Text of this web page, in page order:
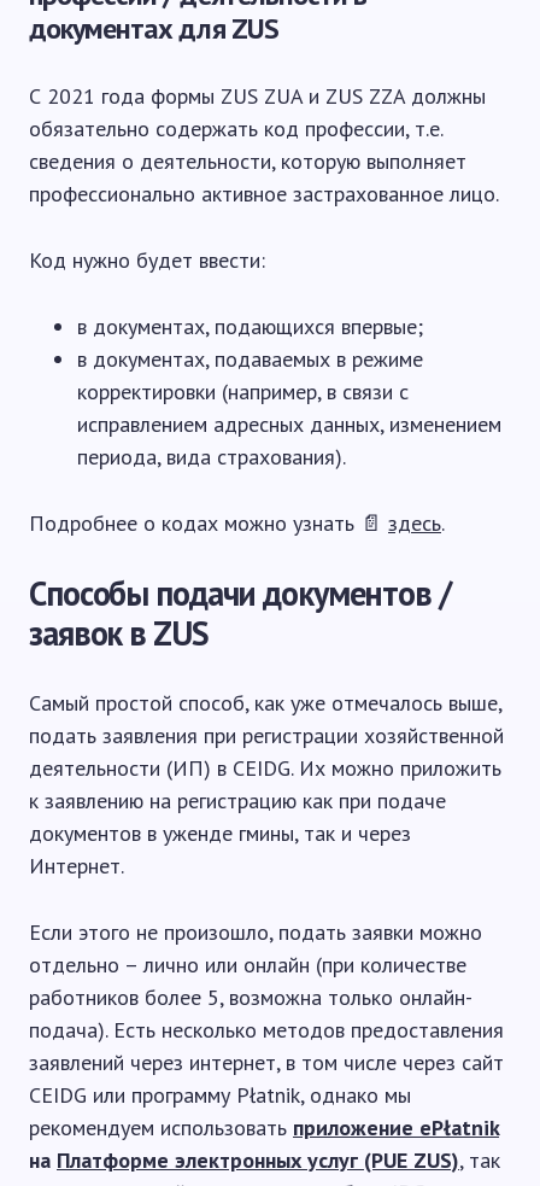
документах для ZUS
С 2021 года формы ZUS ZUA и ZUS ZZA должны
обязательно содержать код профессии, т.е.
сведения о деятельности, которую выполняет
профессионально активное застрахованное лицо.
Код нужно будет ввести:
в документах, подающихся впервые;
в документах, подаваемых в режиме
корректировки (например, в связи с
исправлением адресных данных, изменением
периода, вида страхования).
Подробнее о кодах можно узнать 📄 здесь.
Способы подачи документов /
заявок в ZUS
Самый простой способ, как уже отмечалось выше,
подать заявления при регистрации хозяйственной
деятельности (ИП) в CEIDG. Их можно приложить
к заявлению на регистрацию как при подаче
документов в уженде гмины, так и через
Интернет.
Если этого не произошло, подать заявки можно
отдельно – лично или онлайн (при количестве
работников более 5, возможна только онлайн-
подача). Есть несколько методов предоставления
заявлений через интернет, в том числе через сайт
CEIDG или программу Płatnik, однако мы
рекомендуем использовать приложение ePłatnik
на Платформе электронных услуг (PUE ZUS), так